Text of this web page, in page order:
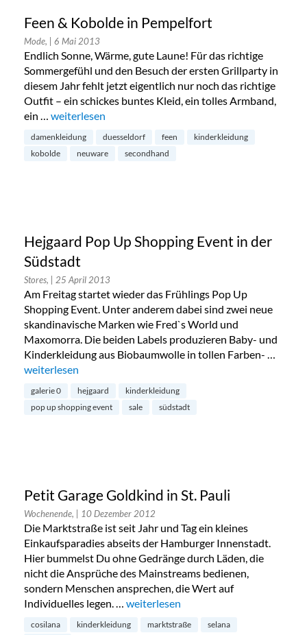
Feen & Kobolde in Pempelfort
Mode, | 6 Mai 2013
Endlich Sonne, Wärme, gute Laune! Für das richtige
Sommergefühl und den Besuch der ersten Grillparty in
diesem Jahr fehlt jetzt eigentlich nur noch das richtige
Outfit – ein schickes buntes Kleid, ein tolles Armband,
ein … „Feen & Kobolde in Pempelfort“
weiterlesen
damenkleidung duesseldorf feen
kinderkleidung
kobolde
neuware secondhand
Hejgaard Pop Up Shopping Event in der
Südstadt
Stores, | 25 April 2013
Am Freitag startet wieder das Frühlings Pop Up
Shopping Event. Unter anderem dabei sind zwei neue
skandinavische Marken wie Fred`s World und
Maxomorra. Die beiden Labels produzieren Baby- und
Kinderkleidung aus Biobaumwolle in tollen Farben- …
„Hejgaard Pop Up Shopping Event in der Südstadt“
weiterlesen
galerie 0 hejgaard
kinderkleidung
pop up shopping event
sale südstadt
Petit Garage Goldkind in St. Pauli
Wochenende, | 10 Dezember 2012
Die Marktstraße ist seit Jahr und Tag ein kleines
Einkaufsparadies abseits der Hamburger Innenstadt.
Hier bummelst Du ohne Gedränge durch Läden, die
nicht die Ansprüche des Mainstreams bedienen,
sondern Menschen ansprechen, die Wert auf
Individuelles legen. … „Petit Garage Goldkind in St. Pauli“
weiterlesen
cosilana kinderkleidung marktstraße
selana